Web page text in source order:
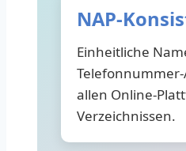
NAP-
Einheitliche
allen Online-
Verzeichnissen.